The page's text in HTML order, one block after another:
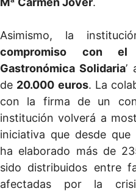
Asimismo, la
compromiso con
Gastronómica Solidaria’
de 20.000 euros. La
con la firma de un
institución volverá a
iniciativa que desde
ha elaborado más de
sido distribuidos entre
afectadas por la